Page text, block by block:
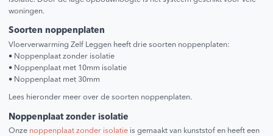
woningen.
Soorten noppenplaten
Vloerverwarming Zelf Leggen heeft drie soorten noppenplaten:
• Noppenplaat zonder isolatie
• Noppenplaat met 10mm isolatie
• Noppenplaat met 30mm
Lees hieronder meer over de soorten noppenplaten.
Noppenplaat zonder isolatie
Onze noppenplaat zonder isolatie is gemaakt van kunststof en heeft een